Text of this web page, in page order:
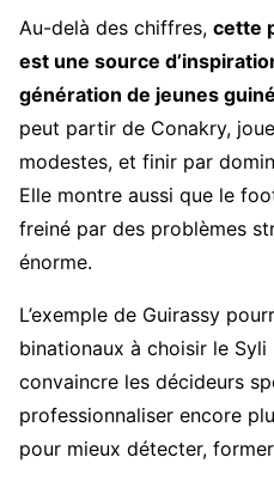
Au-delà des chiffres, cette
est une source
génération de jeunes
peut partir de Conakry,
modestes, et finir par
Elle montre aussi que le
freiné par des problèmes
énorme.
L’exemple de Guirassy
binationaux à choisir le
convaincre les décideurs
professionnaliser encore
pour mieux détecter,